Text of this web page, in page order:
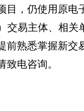
目，仍使用原电
交易主体、相
前熟悉掌握新
电咨询。